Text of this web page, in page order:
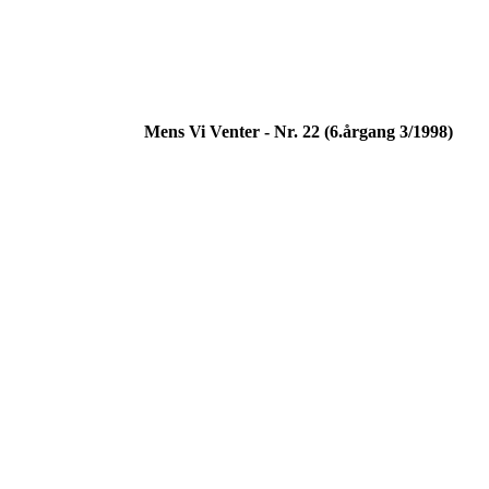
Mens Vi Venter - Nr. 22 (6.årgang 3/1998)